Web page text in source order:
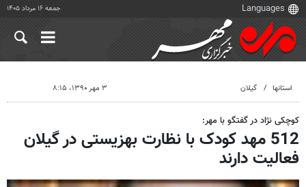
جمعه ۱۶ مرداد ۱۴۰۵
استانها گیلان ۳ مهر ۱۳۹۰، ۸:۱۵
کوچکی نژاد در گفتگو با مهر:
512 مهد کودک با نظارت بهزیستی در گیلان
فعالیت دارند